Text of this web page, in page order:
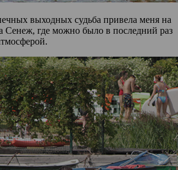
выходных судьба привела меня на
Сенеж, где можно было в последний раз